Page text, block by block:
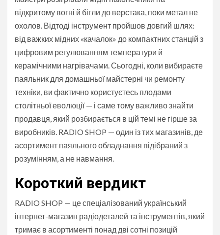
відкритому вогні й бігли до верстака, поки метал не
охолов. Відтоді інструмент пройшов довгий шлях:
від важких мідних «качалок» до компактних станцій з
цифровим регулюванням температури й
керамічними нагрівачами. Сьогодні, коли вибираєте
паяльник для домашньої майстерні чи ремонту
техніки, ви фактично користуєтесь плодами
столітньої еволюції — і саме тому важливо знайти
продавця, який розбирається в цій темі не гірше за
виробників. RADIO SHOP — один із тих магазинів, де
асортимент паяльного обладнання підібраний з
розумінням, а не навмання.
Короткий вердикт
RADIO SHOP — це спеціалізований український
інтернет-магазин радіодеталей та інструментів, який
тримає в асортименті понад дві сотні позицій